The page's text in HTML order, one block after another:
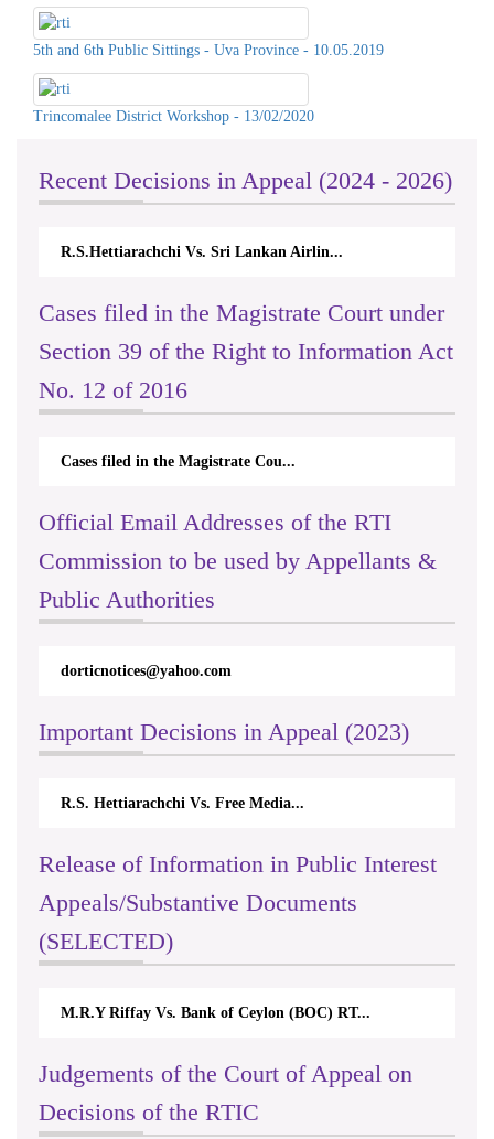
5th and 6th Public Sittings - Uva Province - 10.05.2019
Trincomalee District Workshop - 13/02/2020
Recent Decisions in Appeal (2024 - 2026)
Vs. Sri Lankan Airlin...
Cases filed in the Magistrate Court under
Section 39 of the Right to Information Act
No. 12 of 2016
Cases filed in the Magistrate Cou...
Official Email Addresses of the RTI
Commission to be used by Appellants &
Public Authorities
dorticnotices@yahoo.com
Important Decisions in Appeal (2023)
R.S. Hettiarachchi Vs. Free Media...
Release of Information in Public Interest
Appeals/Substantive Documents
(SELECTED)
M.R.Y Riffay Vs. Bank of Ceylon (BOC) RT...
Judgements of the Court of Appeal on
Decisions of the RTIC